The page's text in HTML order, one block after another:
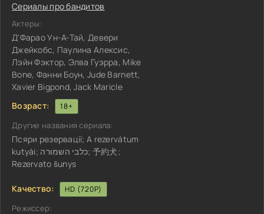
Сериалы про бандитов
Актеры:
Д'Фарао Ун-А-Тай, Девери
Джейкобс, Паулина Алексис,
Лэйн Фэктор, Элва Гуэрра, Mike
Bone, Фанни Боун, Jude Barnett,
Xavier Bigpond, Jack Maricle
Возраст:
18+
Другие названия сериала:
Псяри резервації; A rezervátum
kutyái; כלבי השמורה; 予約犬;
Rezervato šunys
Качество: HD (720P)
Режиссер: